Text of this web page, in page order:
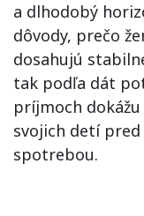
a dlhodobý
dôvody, prečo
dosahujú
tak podľa dát
príjmoch
svojich detí
spotrebou.